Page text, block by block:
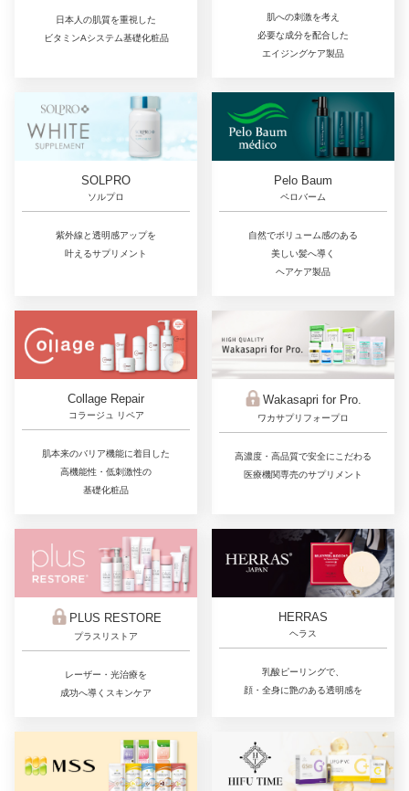
日本人の肌質を重視した
ビタミンAシステム基礎化粧品
肌への刺激を考え
必要な成分を配合した
エイジングケア製品
SOLPRO
ソルプロ
紫外線と透明感アップを
叶えるサプリメント
Pelo Baum
ペロバーム
自然でボリューム感のある
美しい髪へ導く
ヘアケア製品
Collage Repair
コラージュ リペア
肌本来のバリア機能に着目した
高機能性・低刺激性の
基礎化粧品
Wakasapri for Pro.
ワカサプリフォープロ
高濃度・高品質で安全にこだわる
医療機関専売のサプリメント
PLUS RESTORE
プラスリストア
レーザー・光治療を
成功へ導くスキンケア
HERRAS
ヘラス
乳酸ピーリングで、
顔・全身に艶のある透明感を